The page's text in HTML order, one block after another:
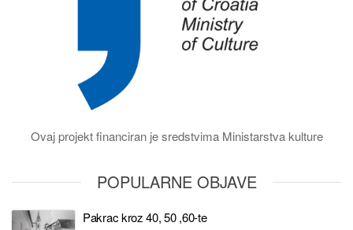
Ovaj projekt financiran je sredstvima Ministarstva kulture
POPULARNE OBJAVE
Pakrac kroz 40, 50 ,60-te